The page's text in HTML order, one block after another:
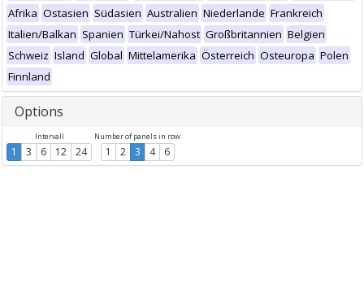
Afrika Ostasien Südasien Australien Niederlande Frankreich
Italien/Balkan Spanien Türkei/Nahost Großbritannien Belgien
Schweiz Island Global Mittelamerika Österreich Osteuropa Polen
Finnland
Options
Intervall
1 3 6 12 24
Number of panels in row
1 2 3 4 6